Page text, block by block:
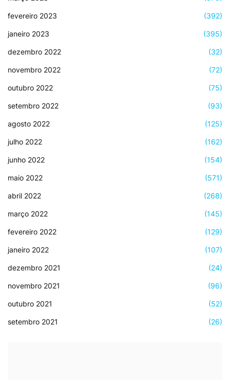
fevereiro 2023 (392)
janeiro 2023 (395)
dezembro 2022 (32)
novembro 2022 (72)
outubro 2022 (75)
setembro 2022 (93)
agosto 2022 (125)
julho 2022 (162)
junho 2022 (154)
maio 2022 (571)
abril 2022 (268)
março 2022 (145)
fevereiro 2022 (129)
janeiro 2022 (107)
dezembro 2021 (24)
novembro 2021 (96)
outubro 2021 (52)
setembro 2021 (26)